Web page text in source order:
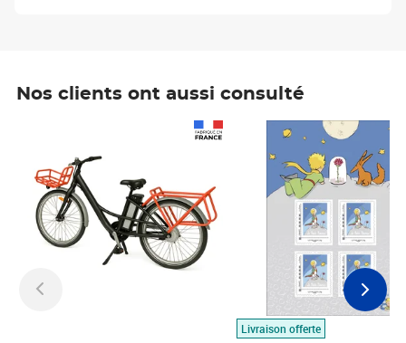
Nos clients ont aussi consulté
Livraison offerte
Prix 7,50€